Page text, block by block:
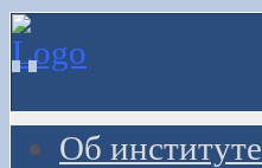
Об институте